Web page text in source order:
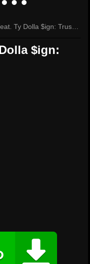
Ty Dolla $ign: Trust Me
$ign: